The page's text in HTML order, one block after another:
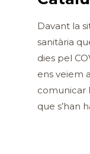
Davant la
sanitària
dies pel
ens veiem
comunicar
que s’han